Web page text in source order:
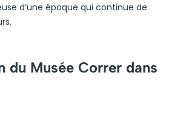
d’une époque qui continue de
du Musée Correr dans